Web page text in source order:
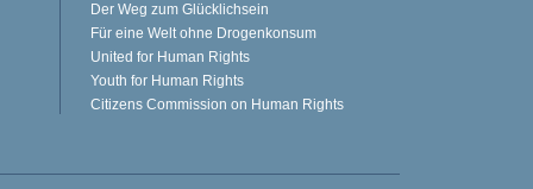
Der Weg zum Glücklichsein
Für eine Welt ohne Drogenkonsum
United for Human Rights
Youth for Human Rights
Citizens Commission on Human Rights